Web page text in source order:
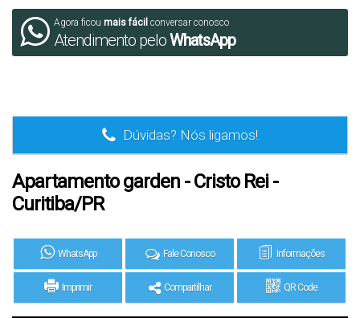
Agora ficou mais fácil conversar conosco
Atendimento peloWhatsApp
Dúvidas? Nós ligamos!
Apartamento garden - Cristo Rei -
Curitiba/PR
WhatsApp Fale Conosco Informações
Imprimir Compartilhar QR Code